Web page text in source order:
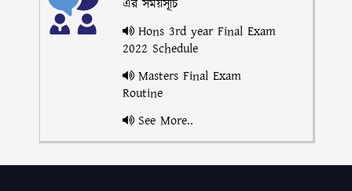
এর সময়সূচি
Hons 3rd year Final Exam
2022 Schedule
Masters Final Exam
Routine
See More..